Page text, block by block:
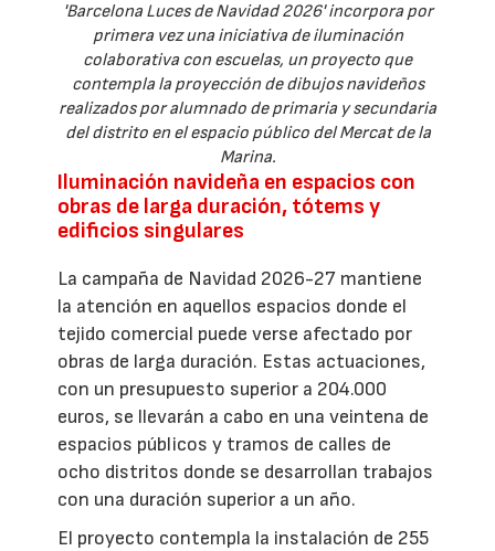
'Barcelona Luces de Navidad 2026' incorpora por
primera vez una iniciativa de iluminación
colaborativa con escuelas, un proyecto que
contempla la proyección de dibujos navideños
realizados por alumnado de primaria y secundaria
del distrito en el espacio público del Mercat de la
Marina.
Iluminación navideña en espacios con
obras de larga duración, tótems y
edificios singulares
La campaña de Navidad 2026-27 mantiene
la atención en aquellos espacios donde el
tejido comercial puede verse afectado por
obras de larga duración. Estas actuaciones,
con un presupuesto superior a 204.000
euros, se llevarán a cabo en una veintena de
espacios públicos y tramos de calles de
ocho distritos donde se desarrollan trabajos
con una duración superior a un año.
El proyecto contempla la instalación de 255